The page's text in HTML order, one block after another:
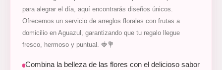
para alegrar el día, aquí encontrarás diseños únicos.
Ofrecemos un servicio de arreglos florales con frutas a
domicilio en Aguazul, garantizando que tu regalo llegue
fresco, hermoso y puntual. 🍓💐
Combina la belleza de las flores con el delicioso sabor